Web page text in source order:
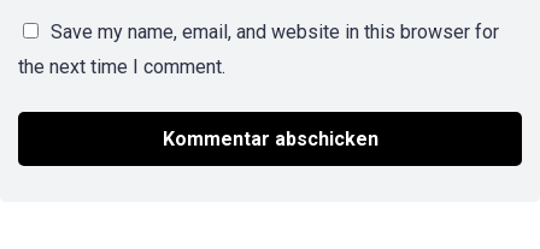
Save my name, email, and website in this browser for
the next time I comment.